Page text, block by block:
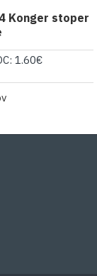
Konger stoper
1.60€